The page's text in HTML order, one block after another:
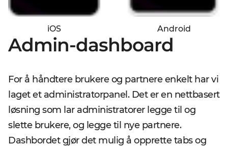
iOS Android
Admin-dashboard
For å håndtere brukere og partnere enkelt har vi
laget et administratorpanel. Det er en nettbasert
løsning som lar administratorer legge til og
slette brukere, og legge til nye partnere.
Dashbordet gjør det mulig å opprette tabs og